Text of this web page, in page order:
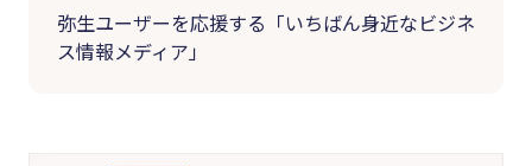
弥生ユーザーを応援する「いちばん身近なビジネ
ス情報メディア」